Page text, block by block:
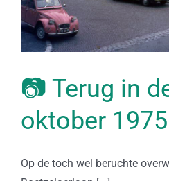
📷 Terug in
oktober 1975
Op de toch wel beruchte